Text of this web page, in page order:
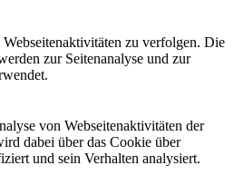
zu verfolgen. Die
zur Seitenanalyse und zur
von Webseitenaktivitäten der
dabei über das Cookie über
und sein Verhalten analysiert.